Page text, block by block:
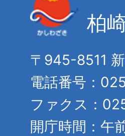
柏
〒945-8511
電話番号：
ファクス：
開庁時間：午